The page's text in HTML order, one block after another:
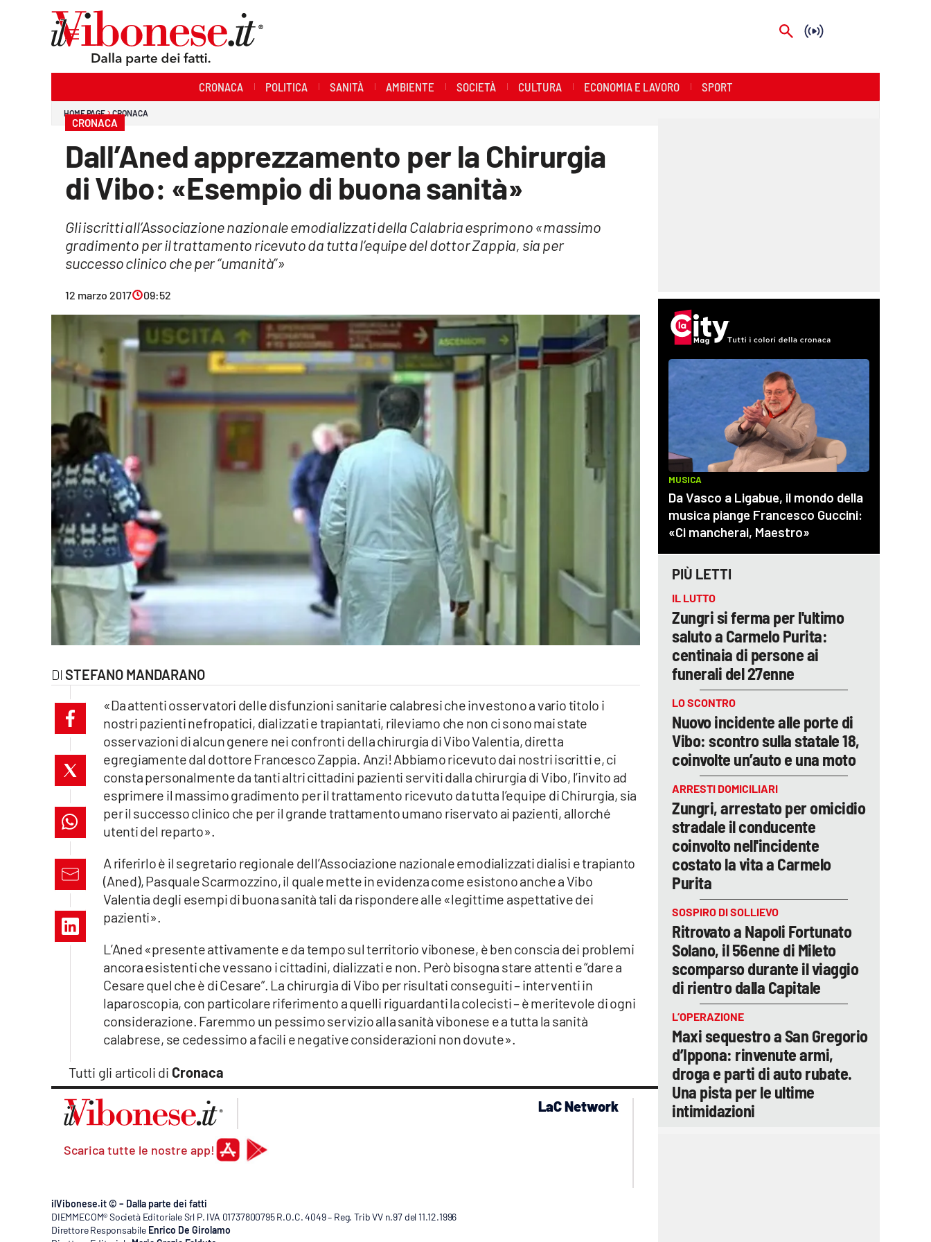
Economia e Lavoro
lacitymag.it
cosenzachannel.it
catanzarochannel.it
lacapitalenews.it
Vai
CRONACA POLITICA SANITÀ AMBIENTE SOCIETÀ CULTURA ECONOMIA E LAVORO SPORT
HOME PAGE CRONACA
CRONACA
Dall’Aned apprezzamento per la Chirurgia
di Vibo: «Esempio di buona sanità»
Gli iscritti all’Associazione nazionale emodializzati della Calabria esprimono «massimo
gradimento per il trattamento ricevuto da tutta l’equipe del dottor Zappia, sia per
successo clinico che per “umanità”»
12 marzo 2017 09:52
STEFANO MANDARANO
Tutti gli articoli di Cronaca
«Da attenti osservatori delle disfunzioni sanitarie calabresi che investono a vario titolo i
nostri pazienti nefropatici, dializzati e trapiantati, rileviamo che non ci sono mai state
osservazioni di alcun genere nei confronti della chirurgia di Vibo Valentia, diretta
egregiamente dal dottore Francesco Zappia. Anzi! Abbiamo ricevuto dai nostri iscritti e, ci
consta personalmente da tanti altri cittadini pazienti serviti dalla chirurgia di Vibo, l’invito ad
esprimere il massimo gradimento per il trattamento ricevuto da tutta l’equipe di Chirurgia, sia
per il successo clinico che per il grande trattamento umano riservato ai pazienti, allorché
utenti del reparto».
A riferirlo è il segretario regionale dell’Associazione nazionale emodializzati dialisi e trapianto
(Aned), Pasquale Scarmozzino, il quale mette in evidenza come esistono anche a Vibo
Valentia degli esempi di buona sanità tali da rispondere alle «legittime aspettative dei
pazienti».
L’Aned «presente attivamente e da tempo sul territorio vibonese, è ben conscia dei problemi
ancora esistenti che vessano i cittadini, dializzati e non. Però bisogna stare attenti e “dare a
Cesare quel che è di Cesare”. La chirurgia di Vibo per risultati conseguiti – interventi in
laparoscopia, con particolare riferimento a quelli riguardanti la colecisti – è meritevole di ogni
considerazione. Faremmo un pessimo servizio alla sanità vibonese e a tutta la sanità
calabrese, se cedessimo a facili e negative considerazioni non dovute».
PIÙ LETTI
IL LUTTO
Zungri si ferma per l'ultimo
saluto a Carmelo Purita:
centinaia di persone ai
funerali del 27enne
LO SCONTRO
Nuovo incidente alle porte di
Vibo: scontro sulla statale 18,
coinvolte un’auto e una moto
ARRESTI DOMICILIARI
Zungri, arrestato per omicidio
stradale il conducente
coinvolto nell'incidente
costato la vita a Carmelo
Purita
SOSPIRO DI SOLLIEVO
Ritrovato a Napoli Fortunato
Solano, il 56enne di Mileto
scomparso durante il viaggio
di rientro dalla Capitale
L’OPERAZIONE
Maxi sequestro a San Gregorio
d’Ippona: rinvenute armi,
droga e parti di auto rubate.
Una pista per le ultime
intimidazioni
Scarica tutte le nostre app!
LaC Network
lacplay.it
lactv.it
ilVibonese.it © – Dalla parte dei fatti
DIEMMECOM® Società Editoriale Srl P. IVA 01737800795 R.O.C. 4049 – Reg. Trib VV n.97 del 11.12.1996
Direttore Responsabile Enrico De Girolamo